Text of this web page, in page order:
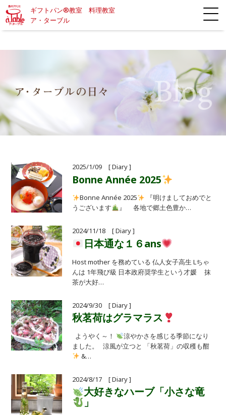
ギフトパン®教室 料理教室
ア・ターブル
2025/1/09 [ Diary ]
Bonne Année 2025
Bonne Année 2025
『明けましておめでと
うございます
』 各地で郷土色豊か…
2024/11/18 [ Diary ]
日本通な１６ans
Host mother を務めている 仏人女子高生 Lちゃ
んは 1年飛び級 日本政府奨学生という才媛 抹
茶が大好…
2024/9/30 [ Diary ]
秋茗荷はグラマラス
ようやく～！
涼やかさを感じる季節になり
ました。 涼風が立つと 「秋茗荷」の収穫も酣
&…
2024/8/17 [ Diary ]
大好きなハーブ「小さな竜
」